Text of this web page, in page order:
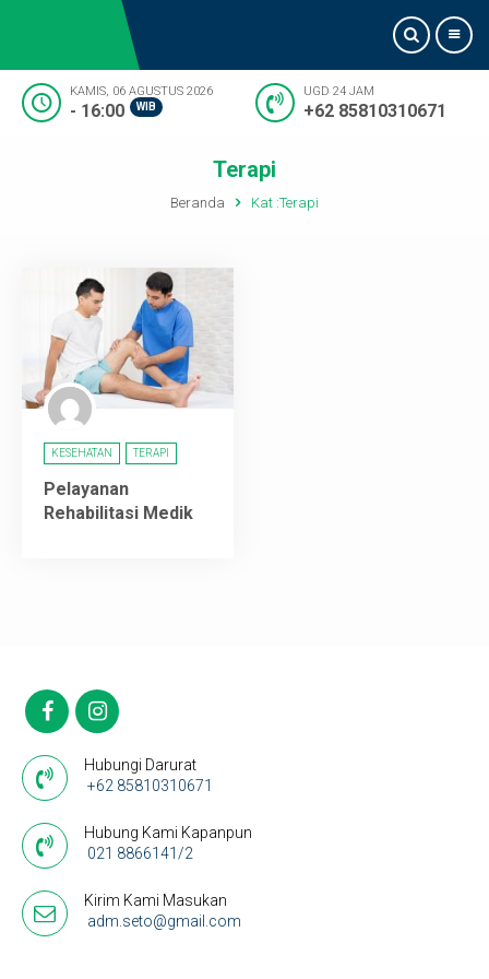
Pelayanan
Artikel
Kontak Kami
KAMIS, 06 AGUSTUS 2026
- 16:00 WIB
UGD 24 JAM
+62 85810310671
Terapi
Beranda Kat :Terapi
KESEHATAN TERAPI
Pelayanan
Rehabilitasi Medik
Hubungi Darurat
+62 85810310671
Hubung Kami Kapanpun
021 8866141/2
Kirim Kami Masukan
adm.seto@gmail.com